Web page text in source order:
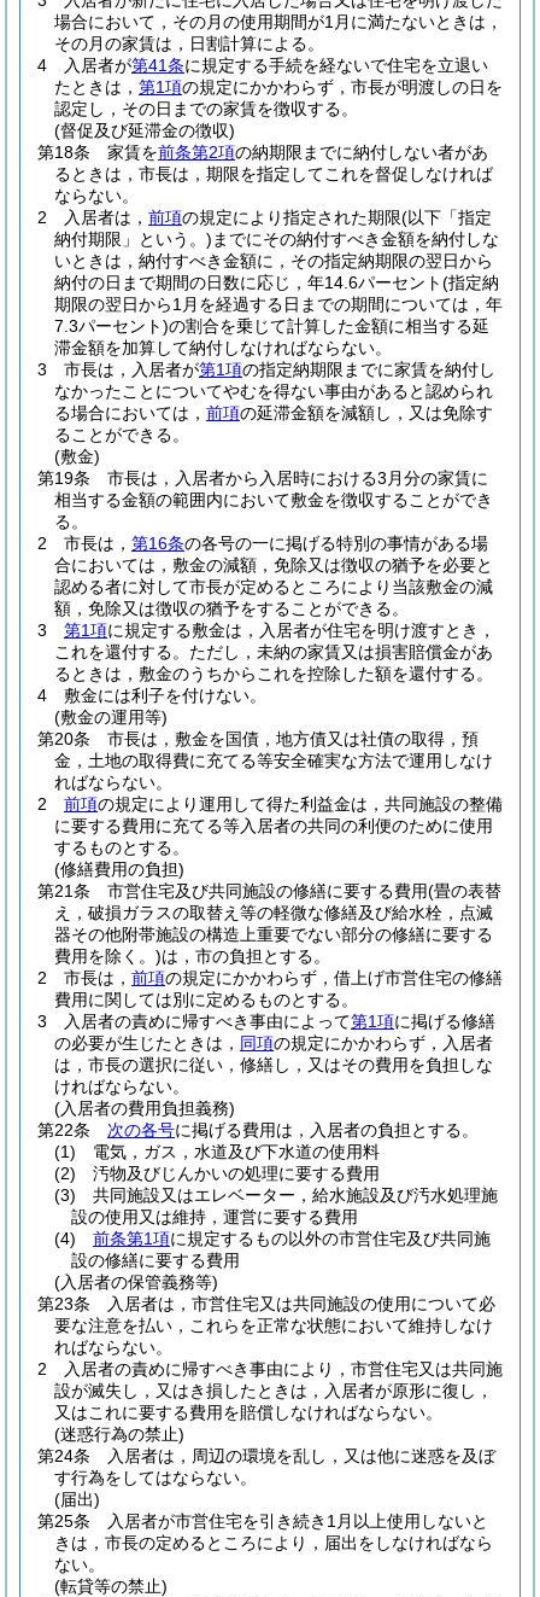
場合において，その月の使用期間が1月に満たないときは，
その月の家賃は，日割計算による。
4
入居者が第41条に規定する手続を経ないで住宅を立退い
たときは， 第1項の規定にかかわらず，市長が明渡しの日を
認定し，その日までの家賃を徴収する。
(督促及び延滞金の徴収)
第18条
家賃を前条第2項の納期限までに納付しない者があ
るときは，市長は，期限を指定してこれを督促しなければ
ならない。
2
入居者は， 前項の規定により指定された期限(以下「指定
納付期限」という。) までにその納付すべき金額を納付しな
いときは，納付すべき金額に，その指定納期限の翌日から
納付の日まで期間の日数に応じ，年14.6パーセント(指定納
期限の翌日から1月を経過する日までの期間については，年
7.3パーセント)の割合を乗じて計算した金額に相当する延
滞金額を加算して納付しなければならない。
3
市長は，入居者が第1項の指定納期限までに家賃を納付し
なかったことについてやむを得ない事由があると認められ
る場合においては， 前項の延滞金額を減額し，又は免除す
ることができる。
(敷金)
第19条
市長は，入居者から入居時における3月分の家賃に
相当する金額の範囲内において敷金を徴収することができ
る。
2
市長は， 第16条の各号の一に掲げる特別の事情がある場
合においては，敷金の減額，免除又は徴収の猶予を必要と
認める者に対して市長が定めるところにより当該敷金の減
額，免除又は徴収の猶予をすることができる。
3
第1項に規定する敷金は，入居者が住宅を明け渡すとき，
これを還付する。 ただし，未納の家賃又は損害賠償金があ
るときは，敷金のうちからこれを控除した額を還付する。
4
敷金には利子を付けない。
(敷金の運用等)
第20条
市長は，敷金を国債，地方債又は社債の取得，預
金，土地の取得費に充てる等安全確実な方法で運用しなけ
ればならない。
2
前項の規定により運用して得た利益金は，共同施設の整備
に要する費用に充てる等入居者の共同の利便のために使用
するものとする。
(修繕費用の負担)
第21条
市営住宅及び共同施設の修繕に要する費用(畳の表替
え，破損ガラスの取替え等の軽微な修繕及び給水栓，点滅
器その他附帯施設の構造上重要でない部分の修繕に要する
費用を除く。)は，市の負担とする。
2
市長は， 前項の規定にかかわらず，借上げ市営住宅の修繕
費用に関しては別に定めるものとする。
3
入居者の責めに帰すべき事由によって第1項に掲げる修繕
の必要が生じたときは， 同項の規定にかかわらず，入居者
は，市長の選択に従い，修繕し，又はその費用を負担しな
ければならない。
(入居者の費用負担義務)
第22条
次の各号に掲げる費用は，入居者の負担とする。
(1)
電気，ガス，水道及び下水道の使用料
(2)
汚物及びじんかいの処理に要する費用
(3)
共同施設又はエレベーター，給水施設及び汚水処理施
設の使用又は維持，運営に要する費用
(4)
前条第1項に規定するもの以外の市営住宅及び共同施
設の修繕に要する費用
(入居者の保管義務等)
第23条
入居者は，市営住宅又は共同施設の使用について必
要な注意を払い，これらを正常な状態において維持しなけ
ればならない。
2
入居者の責めに帰すべき事由により，市営住宅又は共同施
設が滅失し，又はき損したときは，入居者が原形に復し，
又はこれに要する費用を賠償しなければならない。
(迷惑行為の禁止)
第24条
入居者は，周辺の環境を乱し，又は他に迷惑を及ぼ
す行為をしてはならない。
(届出)
第25条
入居者が市営住宅を引き続き1月以上使用しないと
きは，市長の定めるところにより，届出をしなければなら
ない。
(転貸等の禁止)